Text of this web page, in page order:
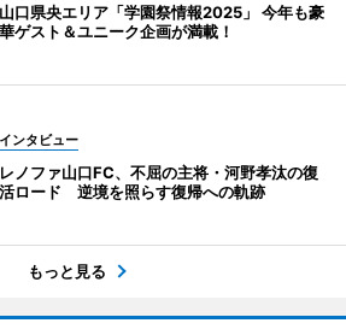
山口県央エリア「学園祭情報2025」 今年も豪
華ゲスト＆ユニーク企画が満載！
インタビュー
レノファ山口FC、不屈の主将・河野孝汰の復
活ロード 逆境を照らす復帰への軌跡
もっと見る